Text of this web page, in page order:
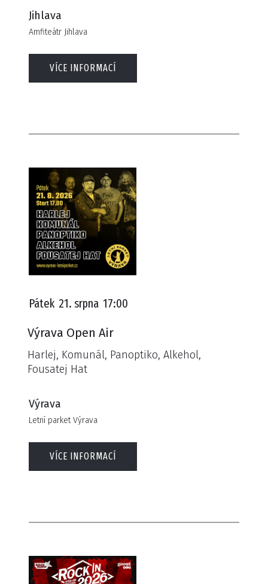
Jihlava
Amfiteátr Jihlava
VÍCE INFORMACÍ
Pátek 21. srpna 17:00
Výrava Open Air
Harlej, Komunál, Panoptiko, Alkehol,
Fousatej Hat
Výrava
Letní parket Výrava
VÍCE INFORMACÍ